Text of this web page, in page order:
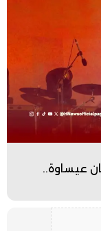
عيساوة..